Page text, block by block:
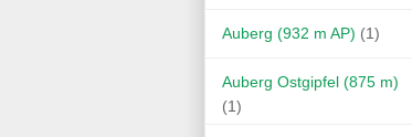
Auberg (932 m AP) (1)
Auberg Ostgipfel (875 m)
(1)